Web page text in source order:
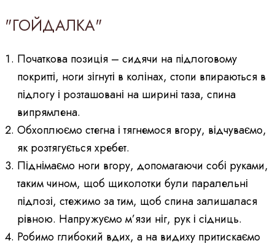
"ГОЙДАЛКА"
Початкова позиція – сидячи на підлоговому
покритті, ноги зігнуті в колінах, стопи впираються в
підлогу і розташовані на ширині таза, спина
випрямлена.
Обхоплюємо стегна і тягнемося вгору, відчуваємо,
як розтягується хребет.
Піднімаємо ноги вгору, допомагаючи собі руками,
таким чином, щоб щиколотки були паралельні
підлозі, стежимо за тим, щоб спина залишалася
рівною. Напружуємо м’язи ніг, рук і сідниць.
Робимо глибокий вдих, а на видиху притискаємо